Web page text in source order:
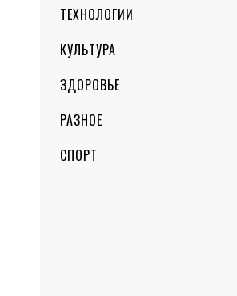
ТЕХНОЛОГИИ
КУЛЬТУРА
ЗДОРОВЬЕ
РАЗНОЕ
СПОРТ